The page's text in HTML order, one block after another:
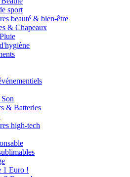
sport
beauté & bien-être
& Chapeaux
& Batteries
high-tech
1 Euro !